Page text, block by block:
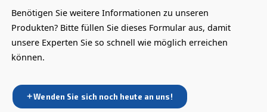
zuverlässige
Druckluftlösungen mit
minimaler
benötigen.